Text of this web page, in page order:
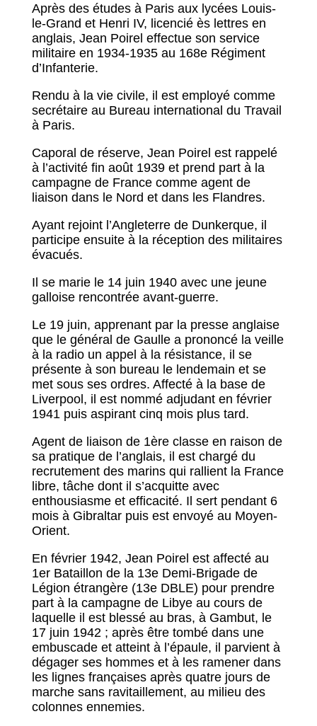
Après des études à Paris aux lycées Louis-
le-Grand et Henri IV, licencié ès lettres en
anglais, Jean Poirel effectue son service
militaire en 1934-1935 au 168e Régiment
d’Infanterie.
Rendu à la vie civile, il est employé comme
secrétaire au Bureau international du Travail
à Paris.
Caporal de réserve, Jean Poirel est rappelé
à l’activité fin août 1939 et prend part à la
campagne de France comme agent de
liaison dans le Nord et dans les Flandres.
Ayant rejoint l’Angleterre de Dunkerque, il
participe ensuite à la réception des militaires
évacués.
Il se marie le 14 juin 1940 avec une jeune
galloise rencontrée avant-guerre.
Le 19 juin, apprenant par la presse anglaise
que le général de Gaulle a prononcé la veille
à la radio un appel à la résistance, il se
présente à son bureau le lendemain et se
met sous ses ordres. Affecté à la base de
Liverpool, il est nommé adjudant en février
1941 puis aspirant cinq mois plus tard.
Agent de liaison de 1ère classe en raison de
sa pratique de l’anglais, il est chargé du
recrutement des marins qui rallient la France
libre, tâche dont il s’acquitte avec
enthousiasme et efficacité. Il sert pendant 6
mois à Gibraltar puis est envoyé au Moyen-
Orient.
En février 1942, Jean Poirel est affecté au
1er Bataillon de la 13e Demi-Brigade de
Légion étrangère (13e DBLE) pour prendre
part à la campagne de Libye au cours de
laquelle il est blessé au bras, à Gambut, le
17 juin 1942 ; après être tombé dans une
embuscade et atteint à l’épaule, il parvient à
dégager ses hommes et à les ramener dans
les lignes françaises après quatre jours de
marche sans ravitaillement, au milieu des
colonnes ennemies.